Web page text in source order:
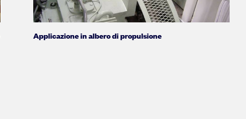
Applicazione in albero di propulsione